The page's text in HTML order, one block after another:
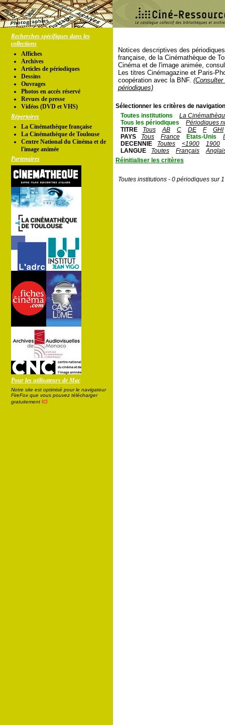
Recherches spécifiques dans les
collections
Affiches
Archives
Articles de périodiques
Dessins
Ouvrages
Photos en accés réservé
Revues de presse
Vidéos (DVD et VHS)
Répertoires
La Cinémathèque française
La Cinémathèque de Toulouse
Centre National du Cinéma et de
l'image animée
Partenaires
Pour les utilisateurs de Mac
Notre site est optimisé pour le navigateur
FireFox que vous pouvez télécharger
gratuitement ici
Notices descriptives des
française, de la Cinémathèque de
Cinéma et de l'image animée,
Les titres Cinémagazine et Paris-
coopération avec la BNF.
périodiques)
Sélectionner les critères de
Toutes institutions
La
Tous les périodiques
Périodiques
TITRE
Tous AB C DE F
GHI
PAYS
Tous France Etats-Unis
DECENNIE
Toutes <1900
1900
LANGUE
Toutes Français
Réinitialiser les critères
Toutes institutions - 0 périodiques sur